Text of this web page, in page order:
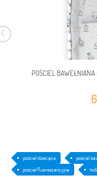
POŚCIEL BAWEŁNIANA
pościel dziecięca pościel
pościel fluorescencyjna